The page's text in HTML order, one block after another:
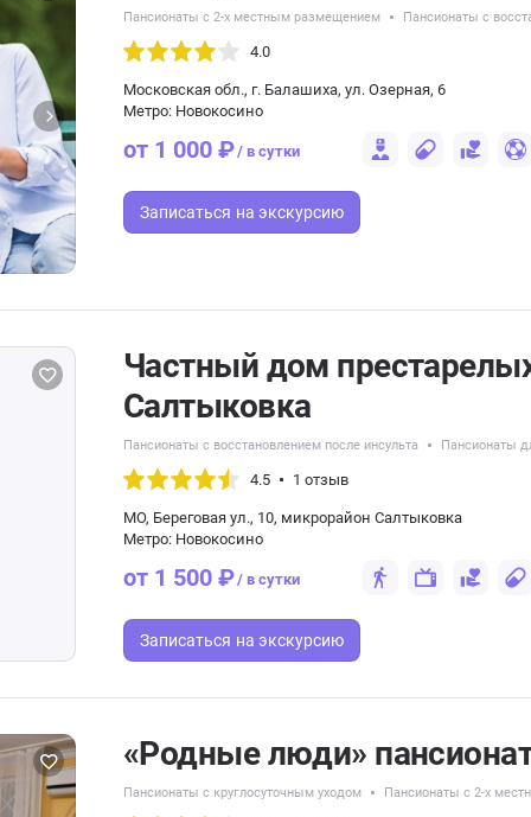
Пансионаты с 2-х местным размещением Пансионаты с
4.0
Московская обл., г. Балашиха, ул. Озерная, 6
Метро: Новокосино
от 1 000 ₽/ в сутки
Записаться на экскурсию
Частный дом
Салтыковка
Пансионаты с восстановлением после инсульта Пансионаты
4.5 1 отзыв
МО, Береговая ул., 10, микрорайон Салтыковка
Метро: Новокосино
от 1 500 ₽/ в сутки
Записаться на экскурсию
«Родные люди»
Пансионаты с круглосуточным уходом Пансионаты с 2-х